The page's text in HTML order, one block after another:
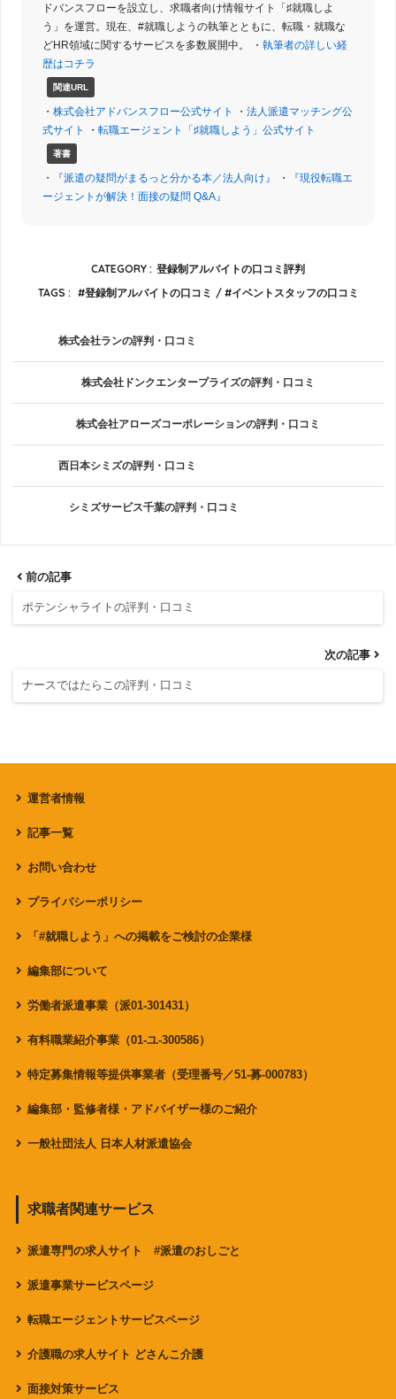
ドバンスフローを設立し、求職者向け情報サイト「♯就職しよ
う」を運営。現在、#就職しようの執筆とともに、転職・就職な
どHR領域に関するサービスを多数展開中。 ・ 執筆者の詳しい経
歴はコチラ
関連URL
・ 株式会社アドバンスフロー公式サイト ・ 法人派遣マッチング公
式サイト
・ 転職エージェント「♯就職しよう」公式サイト
著書
・ 『派遣の疑問がまるっと分かる本／法人向け』 ・
『現役転職エ
ージェントが解決！面接の疑問 Q&A』
CATEGORY : 登録制アルバイトの口コミ評判
TAGS :
登録制アルバイトの口コミ イベントスタッフの口コミ
株式会社ランの評判・口コミ
株式会社ドンクエンタープライズの評判・口コミ
株式会社アローズコーポレーションの評判・口コミ
西日本シミズの評判・口コミ
シミズサービス千葉の評判・口コミ
前の記事
ポテンシャライトの評判・口コミ
次の記事
ナースではたらこの評判・口コミ
運営者情報
記事一覧
お問い合わせ
プライバシーポリシー
「#就職しよう」への掲載をご検討の企業様
編集部について
労働者派遣事業（派01-301431）
有料職業紹介事業（01-ユ-300586）
特定募集情報等提供事業者（受理番号／51-募-000783）
編集部・監修者様・アドバイザー様のご紹介
一般社団法人 日本人材派遣協会
求職者関連サービス
派遣専門の求人サイト #派遣のおしごと
派遣事業サービスページ
転職エージェントサービスページ
介護職の求人サイト どさんこ介護
面接対策サービス